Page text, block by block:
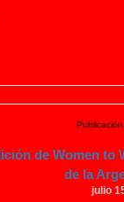
de Women to
de la
julio